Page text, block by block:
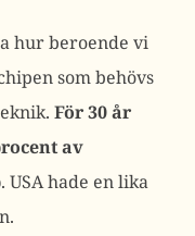
hur beroende vi
som behövs
För 30 år
av
. USA hade en lika